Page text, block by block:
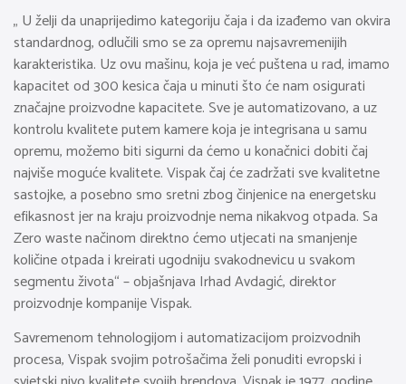
„ U želji da unaprijedimo kategoriju čaja i da izađemo van okvira
standardnog, odlučili smo se za opremu najsavremenijih
karakteristika. Uz ovu mašinu, koja je već puštena u rad, imamo
kapacitet od 300 kesica čaja u minuti što će nam osigurati
značajne proizvodne kapacitete. Sve je automatizovano, a uz
kontrolu kvalitete putem kamere koja je integrisana u samu
opremu, možemo biti sigurni da ćemo u konačnici dobiti čaj
najviše moguće kvalitete. Vispak čaj će zadržati sve kvalitetne
sastojke, a posebno smo sretni zbog činjenice na energetsku
efikasnost jer na kraju proizvodnje nema nikakvog otpada. Sa
Zero waste načinom direktno ćemo utjecati na smanjenje
količine otpada i kreirati ugodniju svakodnevicu u svakom
segmentu života“ – objašnjava Irhad Avdagić, direktor
proizvodnje kompanije Vispak.
Savremenom tehnologijom i automatizacijom proizvodnih
procesa, Vispak svojim potrošačima želi ponuditi evropski i